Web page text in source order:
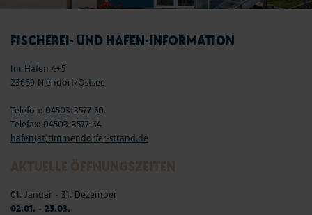
FISCHEREI- UND HAFEN-INFORMATION
Im Hafen 4+5
23669 Niendorf/Ostsee
Telefon: 04503-3577 50
Telefax: 04503-3577-64
hafen(at)timmendorfer-strand.de
01. Januar - 31. Dezember
02.01. - 25.03.